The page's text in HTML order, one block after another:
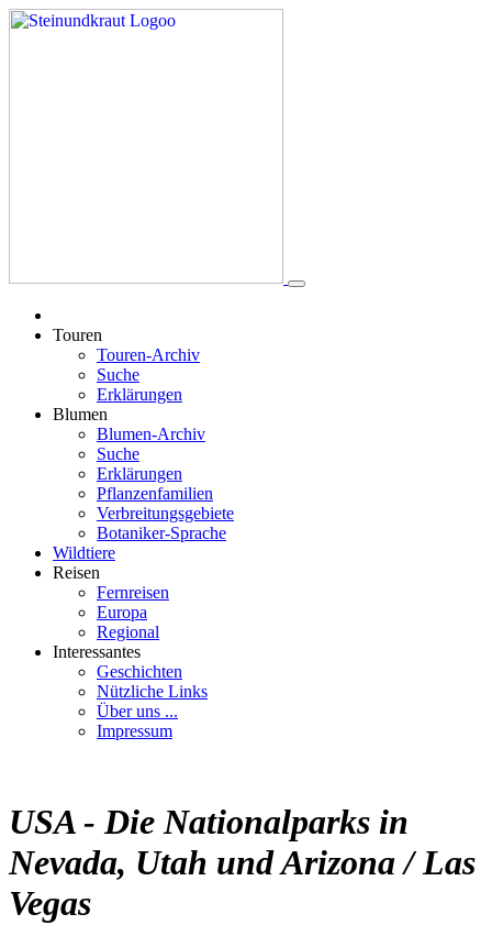
Touren
Touren-Archiv
Suche
Erklärungen
Blumen
Blumen-Archiv
Suche
Erklärungen
Pflanzenfamilien
Verbreitungsgebiete
Botaniker-Sprache
Wildtiere
Reisen
Fernreisen
Europa
Regional
Interessantes
Geschichten
Nützliche Links
Über uns ...
Impressum
USA - Die Nationalparks in
Nevada, Utah und Arizona / Las
Vegas